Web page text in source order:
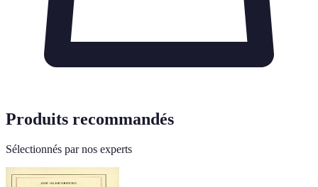
Produits recommandés
Sélectionnés par nos experts